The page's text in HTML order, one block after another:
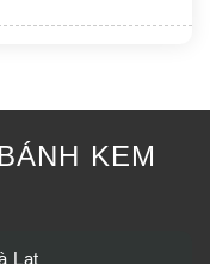
KEM
Lạt